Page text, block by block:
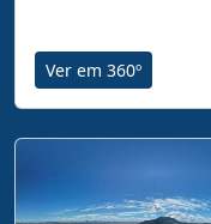
Ver em 360º